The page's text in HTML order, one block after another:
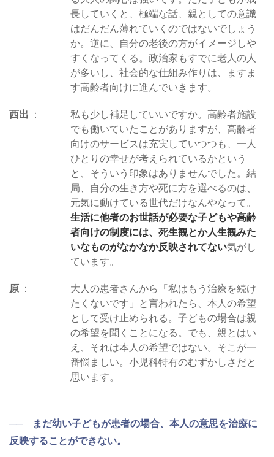
長していくと、極端な話、親としての意識
はだんだん薄れていくのではないでしょう
か。逆に、自分の老後の方がイメージしや
すくなってくる。政治家もすでに老人の人
が多いし、社会的な仕組み作りは、ますま
す高齢者向けに進んでいきます。
西出
私も少し補足していいですか。高齢者施設
でも働いていたことがありますが、高齢者
向けのサービスは充実していつつも、一人
ひとりの幸せが考えられているかという
と、そういう印象はありませんでした。結
局、自分の生き方や死に方を選べるのは、
元気に動けている世代だけなんやなって。
生活に他者のお世話が必要な子どもや高齢
者向けの制度には、死生観とか人生観みた
いなものがなかなか反映されてない気がし
ています。
原
大人の患者さんから「私はもう治療を続け
たくないです」と言われたら、本人の希望
として受け止められる。子どもの場合は親
の希望を聞くことになる。でも、親とはい
え、それは本人の希望ではない。そこが一
番悩ましい。小児科特有のむずかしさだと
思います。
── まだ幼い子どもが患者の場合、本人の意思を治療に
反映することができない。